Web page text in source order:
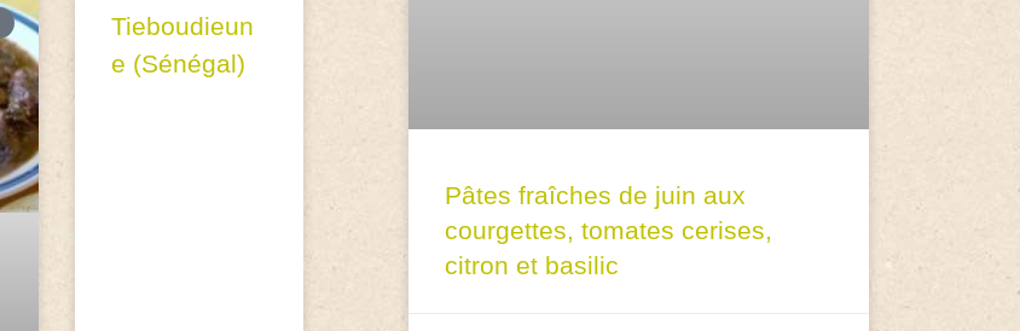
Tieboudieun
e (Sénégal)
Pâtes fraîches de juin aux
courgettes, tomates cerises,
citron et basilic